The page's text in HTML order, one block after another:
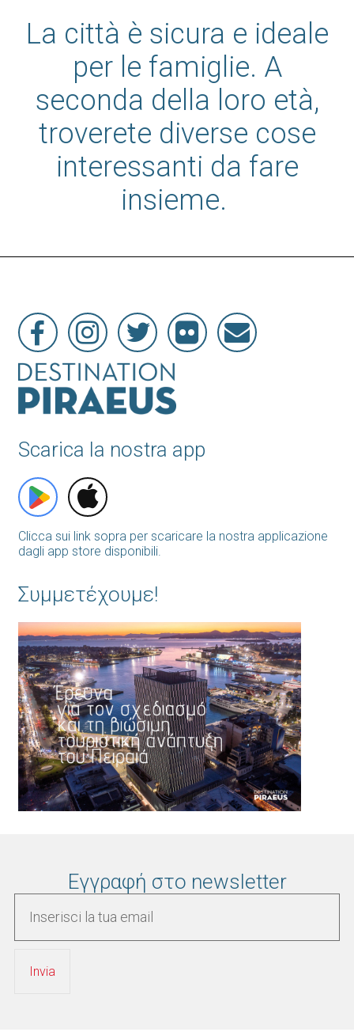
La città è sicura e ideale
per le famiglie. A
seconda della loro età,
troverete diverse cose
interessanti da fare
insieme.
Scarica la nostra app
Clicca sui link sopra per scaricare la nostra applicazione
dagli app store disponibili.
Συμμετέχουμε!
Εγγραφή στο newsletter